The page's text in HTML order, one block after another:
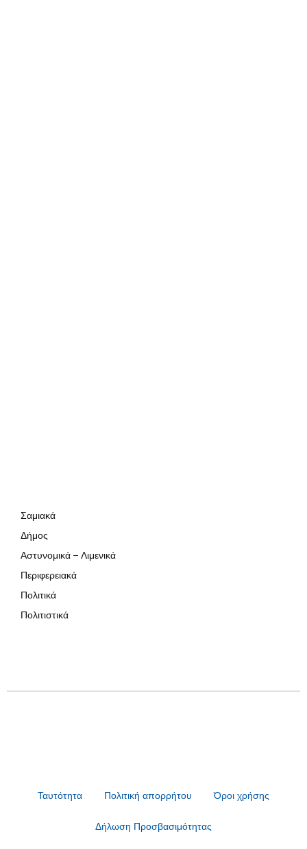
Σαμιακά
Δήμος
Αστυνομικά – Λιμενικά
Περιφερειακά
Πολιτικά
Πολιτιστικά
Ταυτότητα Πολιτική απορρήτου Όροι χρήσης
Δήλωση Προσβασιμότητας